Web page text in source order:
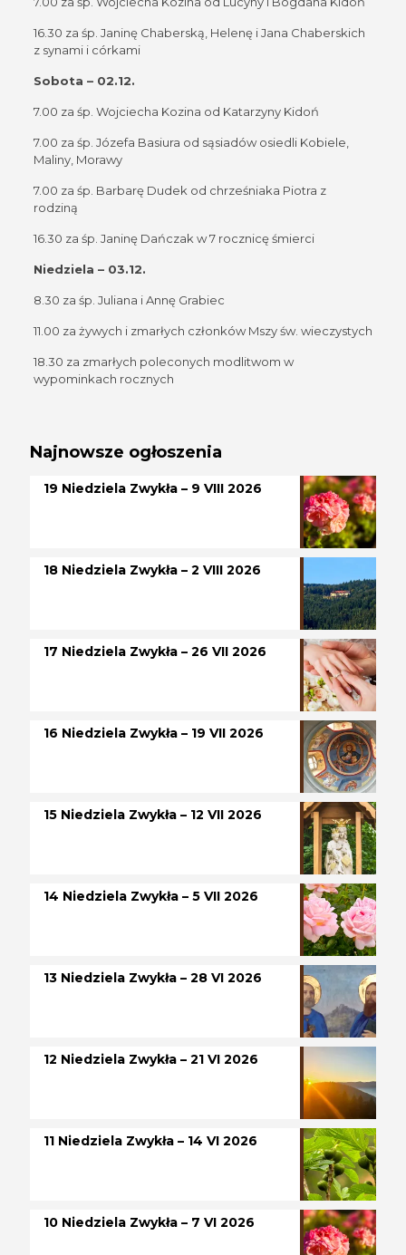
16.30 za śp. Janinę Chaberską, Helenę i Jana Chaberskich
z synami i córkami
Sobota – 02.12.
7.00 za śp. Wojciecha Kozina od Katarzyny Kidoń
7.00 za śp. Józefa Basiura od sąsiadów osiedli Kobiele,
Maliny, Morawy
7.00 za śp. Barbarę Dudek od chrześniaka Piotra z
rodziną
16.30 za śp. Janinę Dańczak w 7 rocznicę śmierci
Niedziela – 03.12.
8.30 za śp. Juliana i Annę Grabiec
11.00 za żywych i zmarłych członków Mszy św. wieczystych
18.30 za zmarłych poleconych modlitwom w
wypominkach rocznych
Najnowsze ogłoszenia
19 Niedziela Zwykła – 9 VIII 2026
18 Niedziela Zwykła – 2 VIII 2026
17 Niedziela Zwykła – 26 VII 2026
16 Niedziela Zwykła – 19 VII 2026
15 Niedziela Zwykła – 12 VII 2026
14 Niedziela Zwykła – 5 VII 2026
13 Niedziela Zwykła – 28 VI 2026
12 Niedziela Zwykła – 21 VI 2026
11 Niedziela Zwykła – 14 VI 2026
10 Niedziela Zwykła – 7 VI 2026